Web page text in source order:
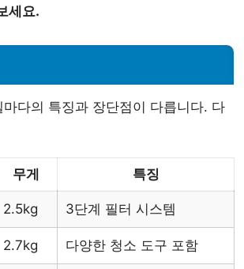
세요.
다의 특징과 장단점이 다릅니다. 다
무게 특징
2.5kg 3단계 필터 시스템
2.7kg 다양한 청소 도구 포함